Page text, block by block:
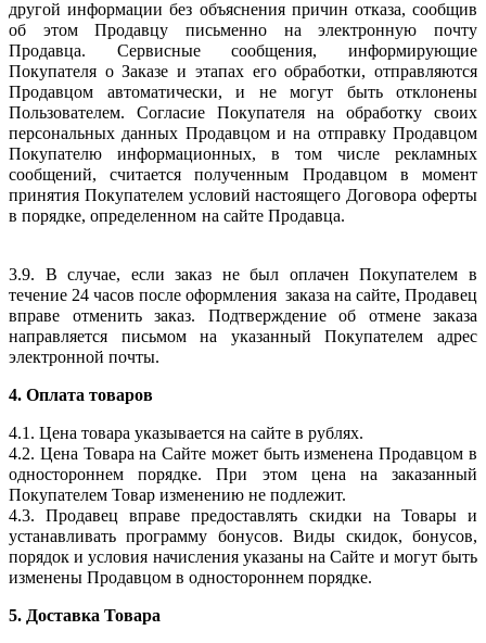
другой информации без объяснения причин отказа, сообщив
об этом Продавцу письменно на электронную почту
Продавца. Сервисные сообщения, информирующие
Покупателя о Заказе и этапах его обработки, отправляются
Продавцом автоматически, и не могут быть отклонены
Пользователем. Согласие Покупателя на обработку своих
персональных данных Продавцом и на отправку Продавцом
Покупателю информационных, в том числе рекламных
сообщений, считается полученным Продавцом в момент
принятия Покупателем условий настоящего Договора оферты
в порядке, определенном на сайте Продавца.
3.9. В случае, если заказ не был оплачен Покупателем в
течение 24 часов после оформления заказа на сайте, Продавец
вправе отменить заказ. Подтверждение об отмене заказа
направляется письмом на указанный Покупателем адрес
электронной почты.
4. Оплата товаров
4.1. Цена товара указывается на сайте в рублях.
4.2. Цена Товара на Сайте может быть изменена Продавцом в
одностороннем порядке. При этом цена на заказанный
Покупателем Товар изменению не подлежит.
4.3. Продавец вправе предоставлять скидки на Товары и
устанавливать программу бонусов. Виды скидок, бонусов,
порядок и условия начисления указаны на Сайте и могут быть
изменены Продавцом в одностороннем порядке.
5. Доставка Товара